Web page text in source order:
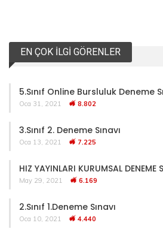
EN ÇOK İLGI GÖRENLER
5.Sınıf Online Bursluluk Deneme
Oca 31, 2021 8.802
3.Sınıf 2. Deneme Sınavı
Oca 13, 2021 7.225
HIZ YAYINLARI KURUMSAL DENEME
May 29, 2021 6.169
2.Sınıf 1.Deneme Sınavı
Oca 10, 2021 4.440